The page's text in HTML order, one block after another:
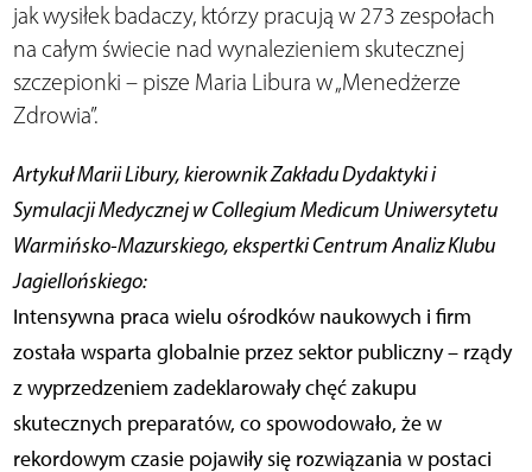
jak wysiłek badaczy, którzy pracują w 273 zespołach
na całym świecie nad wynalezieniem skutecznej
szczepionki – pisze Maria Libura w „Menedżerze
Zdrowia”.
Artykuł Marii Libury, kierownik Zakładu Dydaktyki i
Symulacji Medycznej w Collegium Medicum Uniwersytetu
Warmińsko-Mazurskiego, ekspertki Centrum Analiz Klubu
Jagiellońskiego:
Intensywna praca wielu ośrodków naukowych i firm
została wsparta globalnie przez sektor publiczny – rządy
z wyprzedzeniem zadeklarowały chęć zakupu
skutecznych preparatów, co spowodowało, że w
rekordowym czasie pojawiły się rozwiązania w postaci